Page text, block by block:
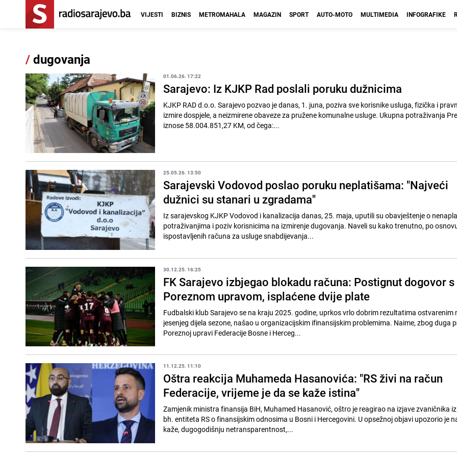
VIJESTI BIZNIS METROMAHALA MAGAZIN SPORT AUTO-MOTO MULTIMEDIA INFOGRAFIKE
/dugovanja
01.06.26. 17:22
Sarajevo: Iz KJKP Rad poslali poruku dužnicima
KJKP RAD d.o.o. Sarajevo pozvao je danas, 1. juna, poziva sve korisnike usluga, fizička i
izmire dospjele, a neizmirene obaveze za pružene komunalne usluge. Ukupna potraživanja
iznose 58.004.851,27 KM, od čega:...
25.05.26. 13:50
Sarajevski Vodovod poslao poruku neplatišama: "Najveći
dužnici su stanari u zgradama"
Iz sarajevskog KJKP Vodovod i kanalizacija danas, 25. maja, uputili su obavještenje o
potraživanjima i poziv korisnicima na izmirenje dugovanja. Naveli su kako trenutno, po
ispostavljenih računa za usluge snabdijevanja...
30.12.25. 16:25
FK Sarajevo izbjegao blokadu računa: Postignut dogovor s
Poreznom upravom, isplaćene dvije plate
Fudbalski klub Sarajevo se na kraju 2025. godine, uprkos vrlo dobrim rezultatima ostvarenim
jesenjeg dijela sezone, našao u organizacijskim ifinansijskim problemima. Naime, zbog duga
Poreznoj upravi Federacije Bosne i Herceg...
11.12.25. 11:10
Oštra reakcija Muhameda Hasanovića: "RS živi na račun
Federacije, vrijeme je da se kaže istina"
Zamjenik ministra finansija BiH, Muhamed Hasanović, oštro je reagirao na izjave zvaničnika
bh. entiteta RS o finansijskim odnosima u Bosni i Hercegovini. U opsežnoj objavi upozorio je
kaže, dugogodišnju netransparentnost,...